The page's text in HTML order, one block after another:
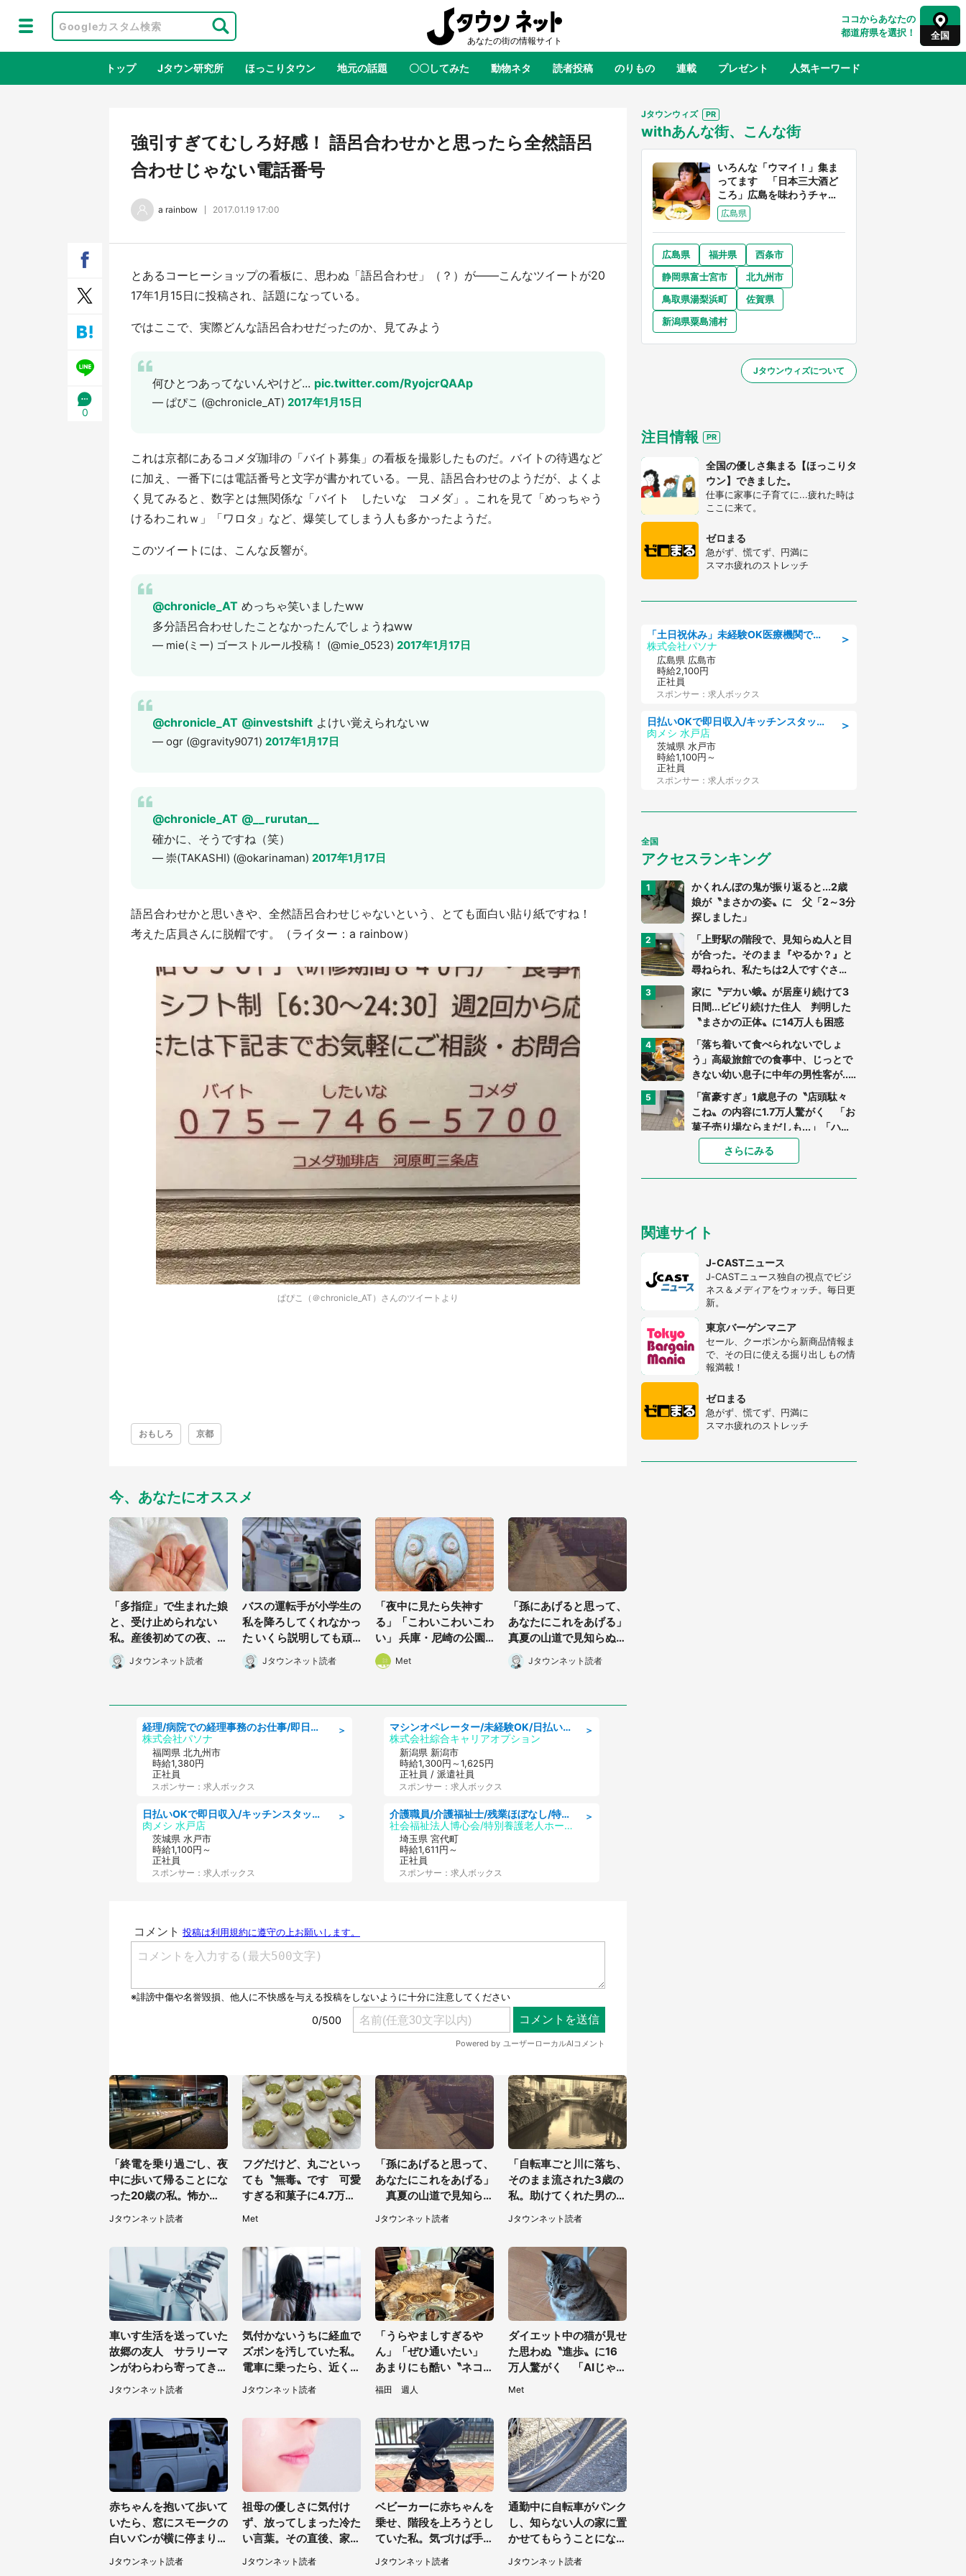
ココからあなたの
都道府県を選択！
全国
全国 全国
東北 青森 岩手 宮城 山形 福島
千葉 東京 神奈川
奈良 和歌山
中国 鳥取 島根 岡山 山口
九州 大分 宮崎
トップ Jタウン研究所 ほっこりタウン 地元の話題 〇〇してみた 動物ネタ 読者投稿 のりもの 連載 プレゼント 人気キーワード
地域×二次元 絶景 あの時はありがとう 物語がはじまる町へ ふるさと納税
鳥取・境港「ゲゲゲの妖怪楽園」限定
だった鬼太郎グッズ買える 銀座・博
服！？ 県公式プロモ動画で「聖地」
『薬屋のひとりごと』の〝舞〟の世界
日向翔陽＆影山飛雄が笹かまを食べ
る！ アニメ『ハイキュー！！』×老
舗「鐘崎」コラボで限定グッズも【8
／1～31】
強引すぎてむしろ好感！ 語呂合わせかと思ったら全然語呂
合わせじゃない電話番号
a rainbow 2017.01.19 17:00
0
とあるコーヒーショップの看板に、思わぬ「語呂合わせ」（？）が――こんなツイートが20
17年1月15日に投稿され、話題になっている。
ではここで、実際どんな語呂合わせだったのか、見てみよう
何ひとつあってないんやけど... pic.twitter.com/RyojcrQAAp
— ぱぴこ (@chronicle_AT) 2017年1月15日
これは京都にあるコメダ珈琲の「バイト募集」の看板を撮影したものだ。バイトの待遇など
に加え、一番下には電話番号と文字が書かれている。一見、語呂合わせのようだが、よくよ
く見てみると、数字とは無関係な「バイト したいな コメダ」。これを見て「めっちゃう
けるわこれｗ」「ワロタ」など、爆笑してしまう人も多かったようだ。
このツイートには、こんな反響が。
@chronicle_AT めっちゃ笑いましたww
多分語呂合わせしたことなかったんでしょうねww
— mie(ミー) ゴーストルール投稿！ (@mie_0523) 2017年1月17日
@chronicle_AT @investshift よけい覚えられないw
— ogr (@gravity9071) 2017年1月17日
@chronicle_AT @__rurutan__
確かに、そうですね（笑）
— 崇(TAKASHI) (@okarinaman) 2017年1月17日
語呂合わせかと思いきや、全然語呂合わせじゃないという、とても面白い貼り紙ですね！
考えた店員さんに脱帽です。（ライター：a rainbow）
ぱぴこ（＠chronicle_AT）さんのツイートより
おもしろ 京都
今、あなたにオススメ
「多指症」で生まれた娘
と、受け止められない
私。産後初めての夜、助
産師がミルクをあげてる
のを見て...(静岡県・20
Jタウンネット読者
バスの運転手が小学生の
私を降ろしてくれなかっ
た いくら説明しても頑
なな態度で止められ(北
海道・50代女性)
Jタウンネット読者
「夜中に見たら失神す
る」「こわいこわいこわ
い」 兵庫・尼崎の公園
に佇む〝謎すぎる顔〟に
1.3万人戦慄
Met
「孫にあげると思って、
あなたにこれをあげる」
真夏の山道で見知らぬお
婆さんに握らされたもの
(山口県・30代女性)
Jタウンネット読者
＞
経理/病院での経理事務のお仕事/即日勤務可/車通勤可/経理/一般事務
株式会社パソナ
福岡県 北九州市
時給1,380円
正社員
スポンサー：求人ボックス
＞
日払いOKで即日収入/キッチンスタッフ/「原付免許必須」デリバリー業務など、自己成長可能な幅広い仕事に挑戦!髪型自由&ピアス・ネイルOK/茨城県/水戸市
肉メシ 水戸店
茨城県 水戸市
時給1,100円～
正社員
スポンサー：求人ボックス
＞
マシンオペレーター/未経験OK/日払いOK/寮完備/交替制/20・30・40代活躍中
株式会社綜合キャリアオプション
新潟県 新潟市
時給1,300円～1,625円
正社員 / 派遣社員
スポンサー：求人ボックス
＞
介護職員/介護福祉士/残業ほぼなし/特別養護老人ホームの介護士/夜勤専従
社会福祉法人博心会/特別養護老人ホーム 清風園
埼玉県 宮代町
時給1,611円～
正社員
スポンサー：求人ボックス
「終電を乗り過ごし、夜
中に歩いて帰ることにな
った20歳の私。怖かっ
たけど、信号待ちの車に
道を尋ねたら...」（埼玉
Jタウンネット読者
フグだけど、丸ごといっ
ても〝無毒〟です 可愛
すぎる和菓子に4.7万人
Met
「孫にあげると思って、
あなたにこれをあげる」
真夏の山道で見知らぬ
お婆さんに握らされたも
の（山口県・30代女
Jタウンネット読者
「自転車ごと川に落ち、
そのまま流された3歳の
私。助けてくれた男の子
が私の母に言ったの
は...」（千葉県・20代
Jタウンネット読者
車いす生活を送っていた
故郷の友人 サラリーマ
ンがわらわら寄ってきて
車いすを持ち上げ連れて
行った（福岡県・60代
女性）
Jタウンネット読者
気付かないうちに経血で
ズボンを汚していた私。
電車に乗ったら、近くの
女性客が小さな声で（千
葉県・10代女性）
Jタウンネット読者
「うらやましすぎるや
ん」「ぜひ通いたい」
あまりにも酷い〝ネコハ
ラ〟受けられる喫茶店に
5.3万人驚がく
福田 週人
ダイエット中の猫が見せ
た思わぬ〝進歩〟に16
万人驚がく 「AIじゃな
いだと...」「そのうち喋
Met
赤ちゃんを抱いて歩いて
いたら、窓にスモークの
白いバンが横に停まり恐
怖。中からはヤンチャそ
うな男性が...（神奈川
Jタウンネット読者
祖母の優しさに気付け
ず、放ってしまった冷た
い言葉。その直後、家の
テーブルの上で見つけた
ものは（福岡県・30代
Jタウンネット読者
ベビーカーに赤ちゃんを
乗せ、階段を上ろうとし
ていた私。気づけば手か
らベビーカーが消えてい
て（神奈川県・60代女
Jタウンネット読者
通勤中に自転車がパンク
し、知らない人の家に置
かせてもらうことになっ
た私。帰りに取りに行く
と、なんと...（東京都・
Jタウンネット読者
Jタウンウィズ
withあんな街、こんな街
いろんな「ウマイ！」集ま
ってます 「日本三大酒ど
ころ」広島を味わうチャン
スが到来中
広島県
広島県 福井県
西条市
静岡県富士宮市
北九州市
鳥取県湯梨浜町
佐賀県
新潟県粟島浦村
Jタウンウィズについて
注目情報
全国の優しさ集まる【ほっこりタ
ウン】できました。
仕事に家事に子育てに...疲れた時は
ここに来て。
ゼロまる
急がず、慌てず、円満に
スマホ疲れのストレッチ
＞
「土日祝休み」未経験OK医療機関での治験コーディネーターのお仕事
株式会社パソナ
広島県 広島市
時給2,100円
正社員
スポンサー：求人ボックス
＞
日払いOKで即日収入/キッチンスタッフ/「原付免許必須」デリバリー業務など、自己成長可能な幅広い仕事に挑戦!髪型自由&ピアス・ネイルOK/茨城県/水戸市
肉メシ 水戸店
茨城県 水戸市
時給1,100円～
正社員
スポンサー：求人ボックス
全国
アクセスランキング
かくれんぼの鬼が振り返ると...2歳
娘が〝まさかの姿〟に 父「2～3分
探しました」
「上野駅の階段で、見知らぬ人と目
が合った。そのまま『やるか？』と
尋ねられ、私たちは2人ですぐさ
ま...」（茨城県・70代男性）
家に〝デカい蛾〟が居座り続けて3
日間...ビビり続けた住人 判明した
〝まさかの正体〟に14万人も困惑
「落ち着いて食べられないでしょ
う」高級旅館での食事中、じっとで
きない幼い息子に中年の男性客が...
（東京都・40代男性）
「富豪すぎ」1歳息子の〝店頭駄々
こね〟の内容に1.7万人驚がく 「お
菓子売り場ならまだしも...」「ハー
ドル高い」
「閉所恐怖症の私は新幹線で大パニ
ック。隣席の青年に『手を繋いで』
とお願いしたら...」 体験談に8万
生の野菜〟に6.5万人戦慄
あまりにも四角すぎる猫、激写され
る 「これもう座布団だろ」「食パ
ンの耳」と1.4万人困惑
「修学旅行に途中参加する娘を送っ
て行ったら、真っ暗な道で遭難状
態。なんとか見つけた民家に助けを
求めると、住人の男性が...」
「孫にあげると思って、あなたにこ
れをあげる」 真夏の山道で見知ら
ぬお婆さんに握らされたもの（山口
県・30代女性）
さらにみる
関連サイト
J-CASTニュース
J-CASTニュース独自の視点でビジ
ネス＆メディアをウォッチ。毎日更
新。
東京バーゲンマニア
セール、クーポンから新商品情報ま
で、その日に使える掘り出しもの情
報満載！
ゼロまる
急がず、慌てず、円満に
スマホ疲れのストレッチ